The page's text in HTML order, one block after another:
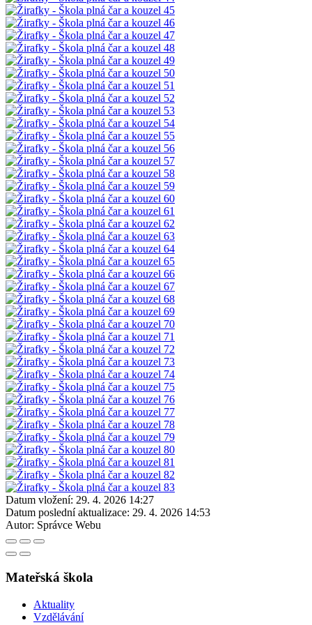
Datum vložení: 29. 4. 2026 14:27
Datum poslední aktualizace: 29. 4. 2026 14:53
Autor: Správce Webu
Mateřská škola
Aktuality
Vzdělávání